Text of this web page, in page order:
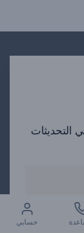
حسابي
التحديثات